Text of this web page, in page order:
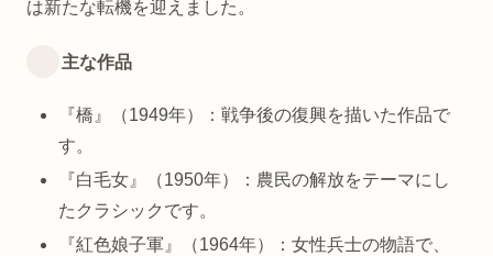
は新たな転機を迎えました。
主な作品
『橋』（1949年）：戦争後の復興を描いた作品で
す。
『白毛女』（1950年）：農民の解放をテーマにし
たクラシックです。
『紅色娘子軍』（1964年）：女性兵士の物語で、